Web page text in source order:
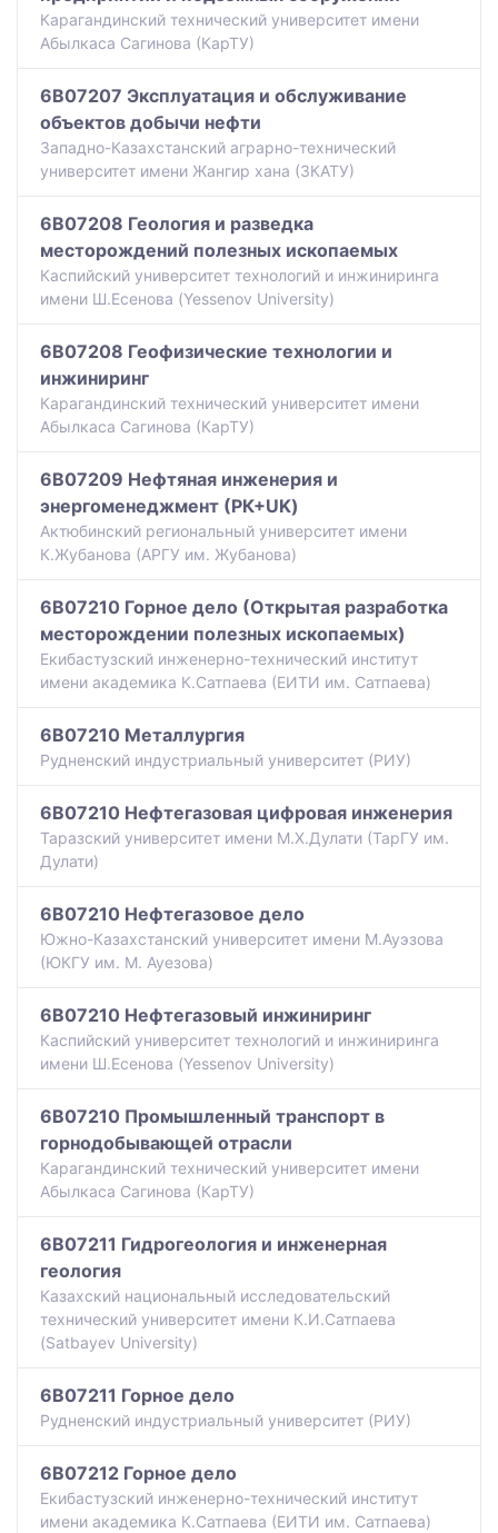
Карагандинский технический университет имени
Абылкаса Сагинова (КарТУ)
6B07207 Эксплуатация и обслуживание
объектов добычи нефти
Западно-Казахстанский аграрно-технический
университет имени Жангир хана (ЗКАТУ)
6B07208 Геология и разведка
месторождений полезных ископаемых
Каспийский университет технологий и инжиниринга
имени Ш.Есенова (Yessenov University)
6B07208 Геофизические технологии и
инжиниринг
Карагандинский технический университет имени
Абылкаса Сагинова (КарТУ)
6B07209 Нефтяная инженерия и
энергоменеджмент (РК+UK)
Актюбинский региональный университет имени
К.Жубанова (АРГУ им. Жубанова)
6B07210 Горное дело (Открытая разработка
месторождении полезных ископаемых)
Екибастузский инженерно-технический институт
имени академика К.Сатпаева (ЕИТИ им. Сатпаева)
6B07210 Металлургия
Рудненский индустриальный университет (РИУ)
6B07210 Нефтегазовая цифровая инженерия
Таразский университет имени М.Х.Дулати (ТарГУ им.
Дулати)
6B07210 Нефтегазовое дело
Южно-Казахстанский университет имени М.Ауэзова
(ЮКГУ им. М. Ауезова)
6B07210 Нефтегазовый инжиниринг
Каспийский университет технологий и инжиниринга
имени Ш.Есенова (Yessenov University)
6B07210 Промышленный транспорт в
горнодобывающей отрасли
Карагандинский технический университет имени
Абылкаса Сагинова (КарТУ)
6B07211 Гидрогеология и инженерная
геология
Казахский национальный исследовательский
технический университет имени К.И.Сатпаева
(Satbayev University)
6B07211 Горное дело
Рудненский индустриальный университет (РИУ)
6B07212 Горное дело
Екибастузский инженерно-технический институт
имени академика К.Сатпаева (ЕИТИ им. Сатпаева)